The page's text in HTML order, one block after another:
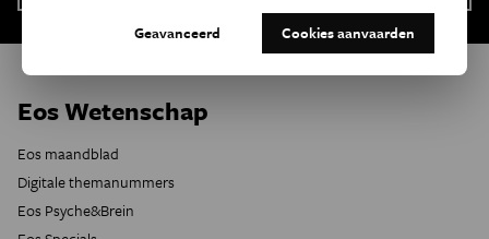
Eos Wetenschap
Eos maandblad
Digitale themanummers
Eos Psyche&Brein
Geavanceerd Cookies aanvaarden